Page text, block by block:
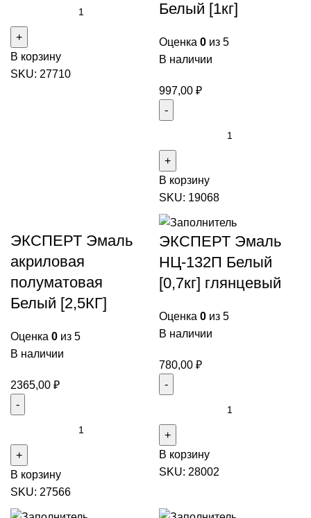
ЭКСПЕРТ
Эмаль
акриловая
В корзину
SKU: 27710
Белый [1кг]
Оценка 0 из 5
В наличии
997,00 ₽
ЭКСПЕРТ
Эмаль
акриловая
полуматовая
[1кг]
В корзину
SKU: 19068
ЭКСПЕРТ Эмаль
акриловая
полуматовая
Белый [2,5КГ]
Оценка 0 из 5
В наличии
2365,00 ₽
ЭКСПЕРТ
Эмаль
акриловая
полуматовая
В корзину
SKU: 27566
ЭКСПЕРТ Эмаль
НЦ-132П Белый
[0,7кг] глянцевый
Оценка 0 из 5
В наличии
780,00 ₽
ЭКСПЕРТ
Эмаль
НЦ-132П
[0,7кг]
В корзину
SKU: 28002